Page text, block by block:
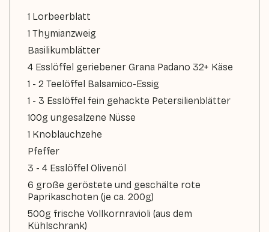
1 Lorbeerblatt
1 Thymianzweig
Basilikumblätter
4 Esslöffel geriebener Grana Padano 32+ Käse
1 - 2 Teelöffel Balsamico-Essig
1 - 3 Esslöffel fein gehackte Petersilienblätter
100g ungesalzene Nüsse
1 Knoblauchzehe
Pfeffer
3 - 4 Esslöffel Olivenöl
6 große geröstete und geschälte rote
Paprikaschoten (je ca. 200g)
500g frische Vollkornravioli (aus dem
Kühlschrank)